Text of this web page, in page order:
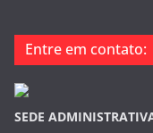
Entre em contato:
SEDE